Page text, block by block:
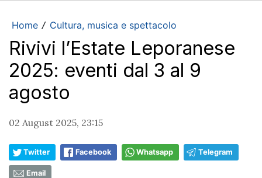
Home / Cultura, musica e spettacolo
Rivivi l’Estate Leporanese
2025: eventi dal 3 al 9
agosto
02 August 2025, 23:15
Twitter Facebook Whatsapp Telegram
Email